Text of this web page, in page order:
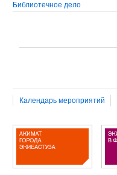
Библиотечное дело
Календарь мероприятий